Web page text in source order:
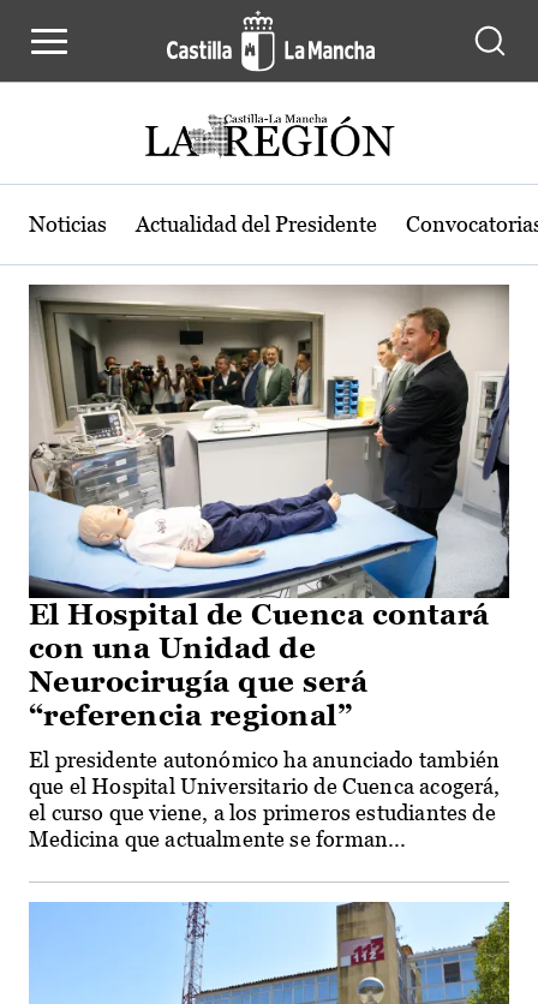
Actualidad de la región de Castilla-
Noticias Actualidad del Presidente
El Hospital de Cuenca contará
con una Unidad de
Neurocirugía que será
“referencia regional”
El presidente autonómico ha anunciado también
que el Hospital Universitario de Cuenca acogerá,
el curso que viene, a los primeros estudiantes de
Medicina que actualmente se forman...